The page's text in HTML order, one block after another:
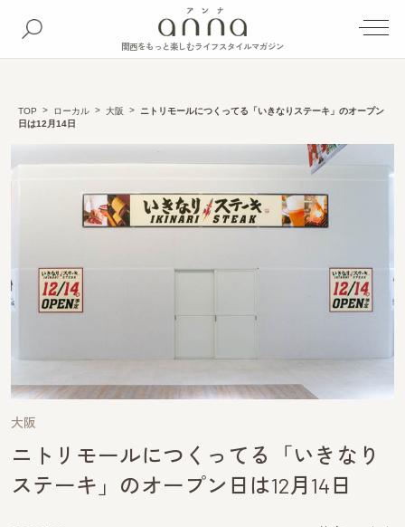
関西をもっと楽しむライフスタイルマガジン
TOP ローカル 大阪
ニトリモールにつくってる「いきなりステーキ」のオープン
日は12月14日
大阪
ニトリモールにつくってる「いきなり
ステーキ」のオープン日は12月14日